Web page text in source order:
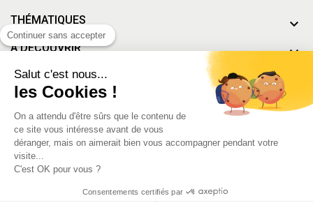
THÉMATIQUES
À DÉCOUVRIR
MON COMPTE
Conditions générales de vente
Continuer sans accepter
Salut c'est nous...
les Cookies !
On a attendu d'être sûrs que le contenu de
ce site vous intéresse avant de vous
déranger, mais on aimerait bien vous accompagner pendant votre
visite...
C'est OK pour vous ?
Consentements certifiés par